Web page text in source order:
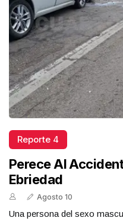
Reporte 4
Perece Al
Ebriedad
Agosto 10
Una persona del sexo